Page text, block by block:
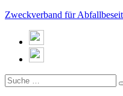
Zweckverband für